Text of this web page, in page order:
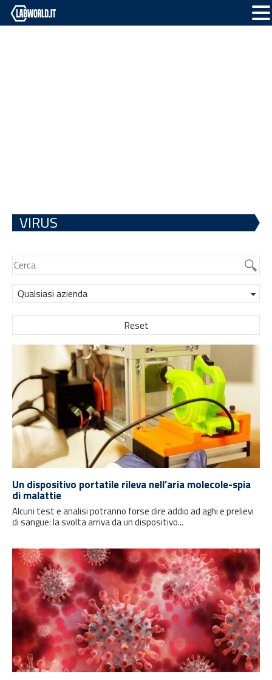
VIRUS
Qualsiasi azienda
Reset
Un dispositivo portatile rileva nell’aria molecole-spia
di malattie
Alcuni test e analisi potranno forse dire addio ad aghi e prelievi
di sangue: la svolta arriva da un dispositivo...